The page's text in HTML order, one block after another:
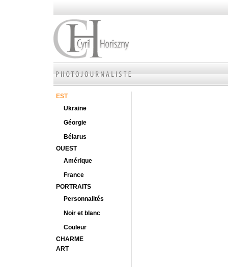
EST
Ukraine
Géorgie
Bélarus
OUEST
Amérique
France
PORTRAITS
Personnalités
Noir et blanc
Couleur
CHARME
ART